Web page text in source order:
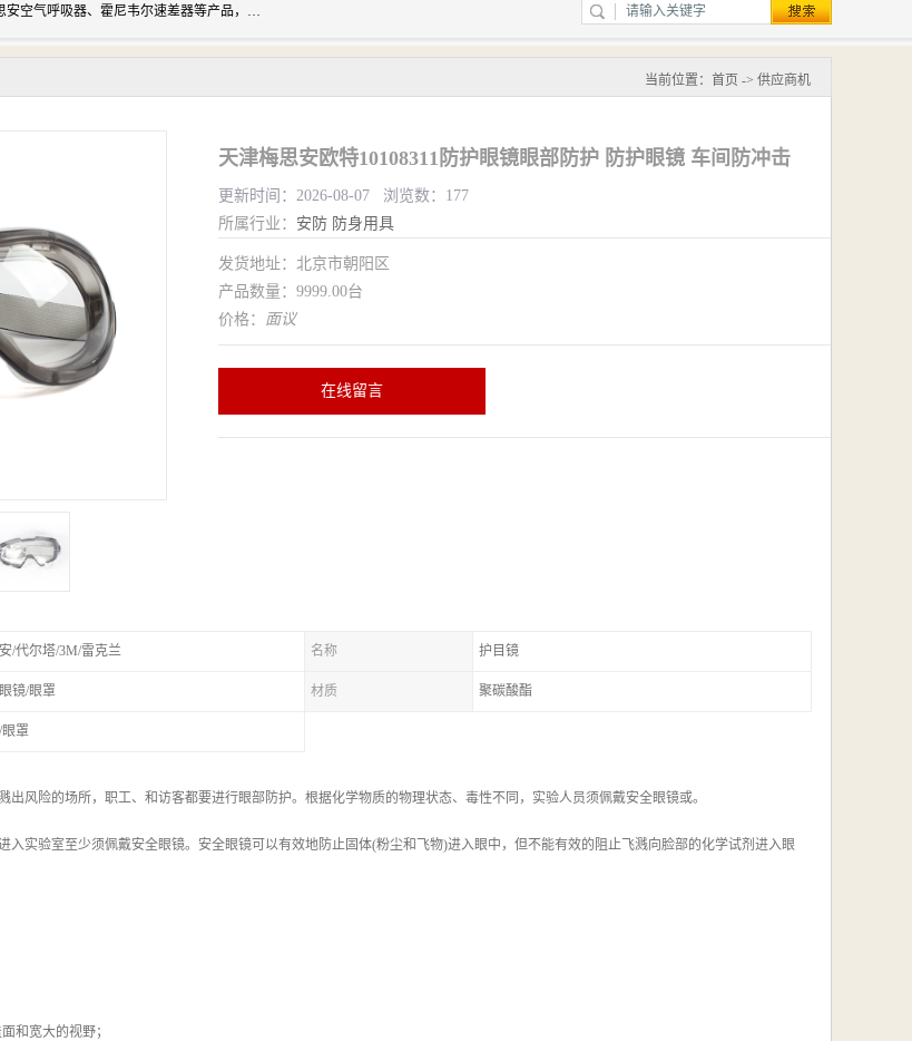
北京中创汇安科贸有限公司专业生产救援三脚架、天鹰4X气体检测仪、梅思安空气呼吸器、霍尼韦尔速差器等产品，品质保障，价格合理，欢迎在线致电咨询。
当前位置： 首页 -> 供应商机
天津梅思安欧特10108311防护眼镜眼部防护 防护眼镜 车间防冲击
更新时间：2026-08-07 浏览数：177
所属行业： 安防 防身用具
发货地址：北京市朝阳区
产品数量：9999.00台
价格： 面议
在线留言
/代尔塔/3M/雷克兰 名称 护目镜
镜/眼罩 材质 聚碳酸酯
眼罩
出风险的场所，职工、和访客都要进行眼部防护。根据化学物质的物理状态、毒性不同，实验人员须佩戴安全眼镜或。
入实验室至少须佩戴安全眼镜。安全眼镜可以有效地防止固体(粉尘和飞物)进入眼中，但不能有效的阻止飞溅向脸部的化学试剂进入眼
和宽大的视野；